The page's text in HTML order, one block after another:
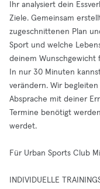
Ihr analysiert dein
Ziele. Gemeinsam
zugeschnittenen Plan
Sport und welche
deinem Wunschgewicht
In nur 30 Minuten
verändern. Wir
Absprache mit deiner
Termine benötigt
werdet.
Für Urban Sports Club
INDIVIDUELLE